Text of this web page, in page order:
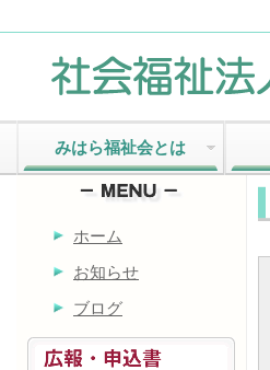
みはら福祉会とは
ホーム
お知らせ
ブログ